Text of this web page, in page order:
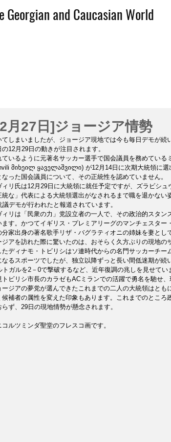
Georgian and Caucasian World
月27日]ジョージア情勢
しまいましたが、ジョージア現地では今も毎日デモが続
の12月29日の動きが注目されます。
いるように元著名サッカー選手で国会議員を務めている
მიხეილ ყაველაშვილი) が12月14日に次期大統領に選
った国会議員について、その正統性を認めていません。
リ氏は12月29日に大統領に就任予定ですが、ズラビシュ
な」代表による大統領選出がなされるまで職を退かない
デモが行われたと報道されています。
リは「民衆の力」党設立者の一人で、その政治的スタン
ます。かつてイギリス・プレミアリーグのマンチェスター
家出身の著名歌手リザ・バグラティオニの姉妹を妻とし
アを訪れた際に驚いたのは、おそらく久方ぶりの現地の
ディナモ・トビリシはソ連時代からの名門サッカーチー
るスポーツでしたが、独立以降ずっと長い間低迷期が続
トガルを2－0で撃破するなど、近年復調の兆しを見せて
ビリシ市長のカラゼもACミランでの活躍で勇名を馳せ
ージアの夢党が選んできたこれまでの二人の大統領はとも
補者の属性を変えた印象もあります。これまでのところ
ず、29日の現地情勢が懸念されます。
ルツミンダ聖堂のフレスコ画です。